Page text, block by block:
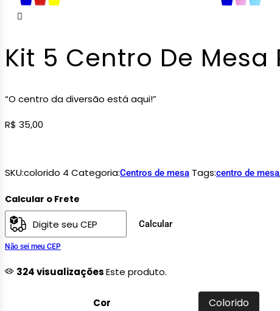
Kit 5 Centro De
“O centro da diversão está aqui!”
R$ 35,00
SKU:colorido 4 Categoria:Centros de mesa Tags:centro de mesa
Calcular o Frete
Calcular
Não sei meu CEP
324 visualizaçõesEste produto.
Cor Colorido